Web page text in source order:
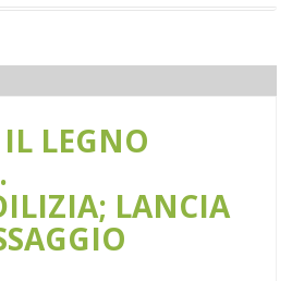
IL LEGNO
LANCIA